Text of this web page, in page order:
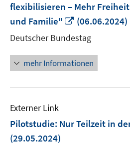
flexibilisieren – Mehr
und Familie"
In
Fenster
öffnen
(06.06.2024)
Deutscher Bundestag
mehr Informationen
Externer Link
Pilotstudie: Nur Teilzeit in
(29.05.2024)